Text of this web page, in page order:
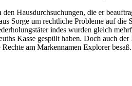
Hausdurchsuchungen, die er
Sorge um rechtliche Probleme auf die
indes wurden gleich
Kasse gespült haben. Doch auch
am Markennamen Explorer